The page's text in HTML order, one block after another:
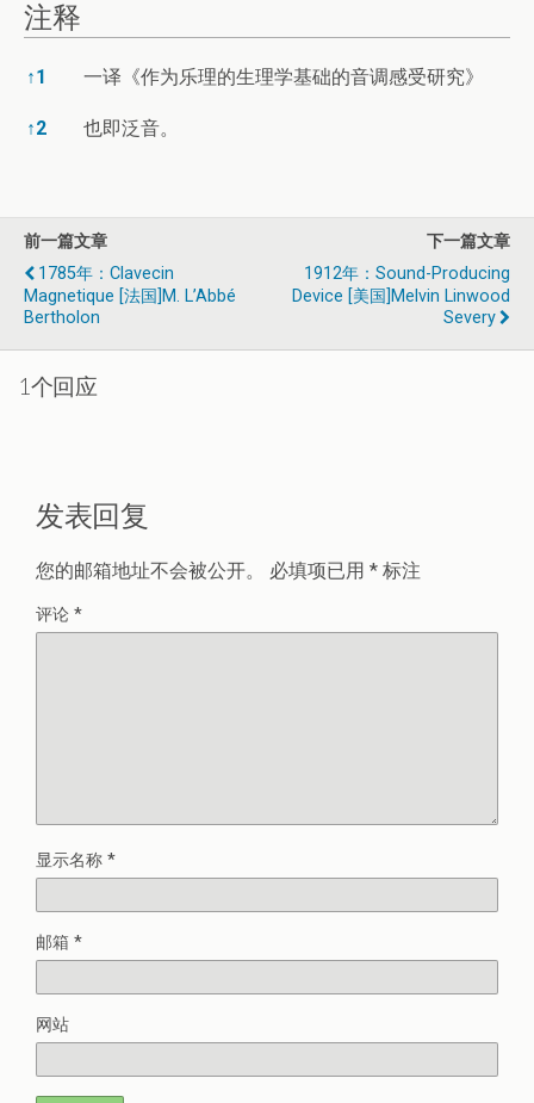
注释
注释
↑1 一译《作为乐理的生理学基础的音调感受研究》
↑2 也即泛音。
前一篇文章
1785年：Clavecin
Magnetique [法国]M. L’Abbé
Bertholon
下一篇文章
1912年：Sound-Producing
Device [美国]Melvin Linwood
Severy
1个回应
发表回复
您的邮箱地址不会被公开。 必填项已用 * 标注
评论 *
显示名称 *
邮箱 *
网站